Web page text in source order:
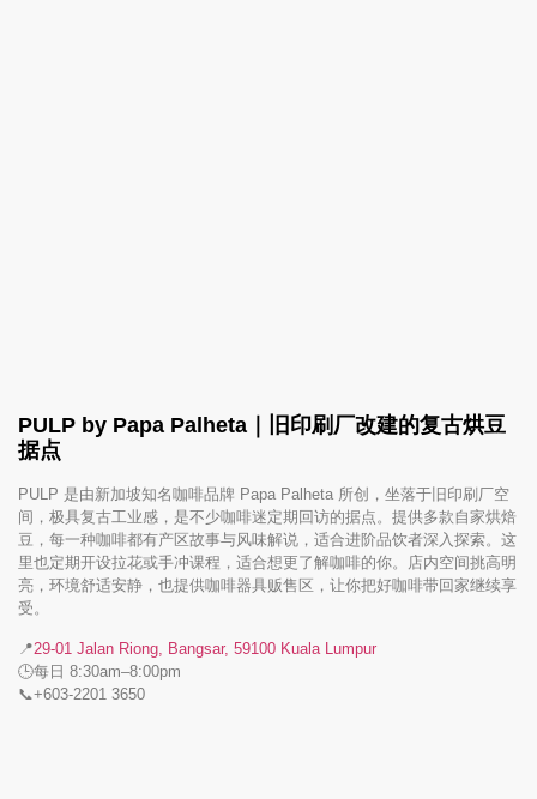
PULP by Papa Palheta｜旧印刷厂改建的复古烘豆
据点
PULP 是由新加坡知名咖啡品牌 Papa Palheta 所创，坐落于旧印刷厂空
间，极具复古工业感，是不少咖啡迷定期回访的据点。提供多款自家烘焙
豆，每一种咖啡都有产区故事与风味解说，适合进阶品饮者深入探索。这
里也定期开设拉花或手冲课程，适合想更了解咖啡的你。店内空间挑高明
亮，环境舒适安静，也提供咖啡器具贩售区，让你把好咖啡带回家继续享
受。
📍29-01 Jalan Riong, Bangsar, 59100 Kuala Lumpur
🕒每日 8:30am–8:00pm
📞+603-2201 3650